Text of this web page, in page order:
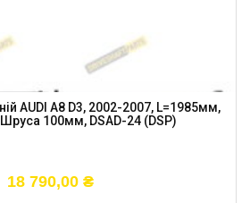
AUDI A8 D3, 2002-2007, L=1985мм,
100мм, DSAD-24 (DSP)
18 790,00 ₴